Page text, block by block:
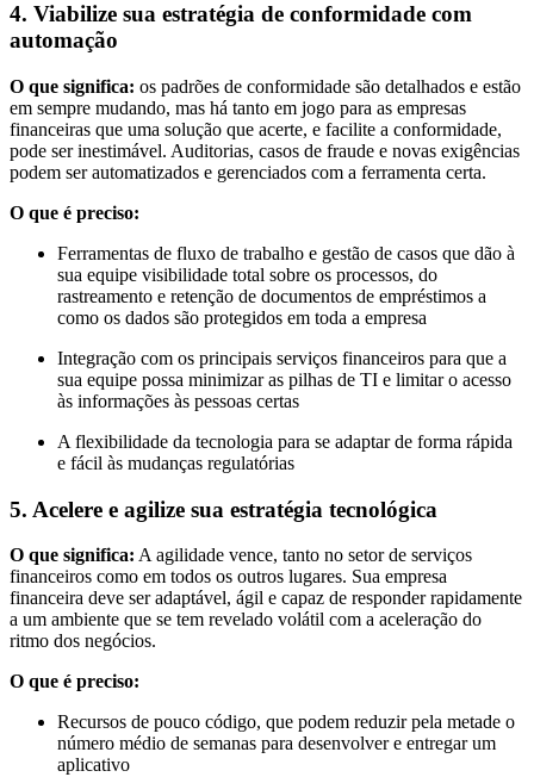
4. Viabilize sua estratégia de conformidade com
automação
O que significa: os padrões de conformidade são detalhados e estão
em sempre mudando, mas há tanto em jogo para as empresas
financeiras que uma solução que acerte, e facilite a conformidade,
pode ser inestimável. Auditorias, casos de fraude e novas exigências
podem ser automatizados e gerenciados com a ferramenta certa.
O que é preciso:
Ferramentas de fluxo de trabalho e gestão de casos que dão à
sua equipe visibilidade total sobre os processos, do
rastreamento e retenção de documentos de empréstimos a
como os dados são protegidos em toda a empresa
Integração com os principais serviços financeiros para que a
sua equipe possa minimizar as pilhas de TI e limitar o acesso
às informações às pessoas certas
A flexibilidade da tecnologia para se adaptar de forma rápida
e fácil às mudanças regulatórias
5. Acelere e agilize sua estratégia tecnológica
O que significa: A agilidade vence, tanto no setor de serviços
financeiros como em todos os outros lugares. Sua empresa
financeira deve ser adaptável, ágil e capaz de responder rapidamente
a um ambiente que se tem revelado volátil com a aceleração do
ritmo dos negócios.
O que é preciso:
Recursos de pouco código, que podem reduzir pela metade o
número médio de semanas para desenvolver e entregar um
aplicativo